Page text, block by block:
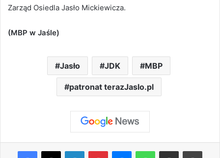
Zarząd Osiedla Jasło Mickiewicza.
(MBP w Jaśle)
Jasło JDK MBP
patronat terazJaslo.pl
Facebook
X LinkedInPinterestMessengerWhatsAppShare via Email Print